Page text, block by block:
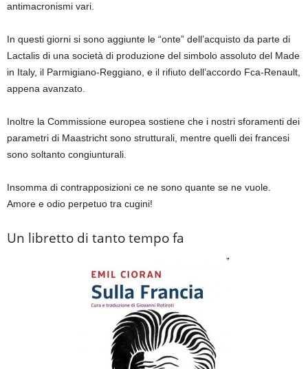
antimacronismi vari.
In questi giorni si sono aggiunte le “onte” dell’acquisto da parte di
Lactalis di una società di produzione del simbolo assoluto del Made
in Italy, il Parmigiano-Reggiano, e il rifiuto dell’accordo Fca-Renault,
appena avanzato.
Inoltre la Commissione europea sostiene che i nostri sforamenti dei
parametri di Maastricht sono strutturali, mentre quelli dei francesi
sono soltanto congiunturali.
Insomma di contrapposizioni ce ne sono quante se ne vuole.
Amore e odio perpetuo tra cugini!
Un libretto di tanto tempo fa